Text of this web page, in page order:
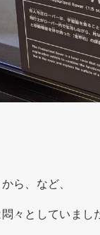
ら、など、
々としていまし